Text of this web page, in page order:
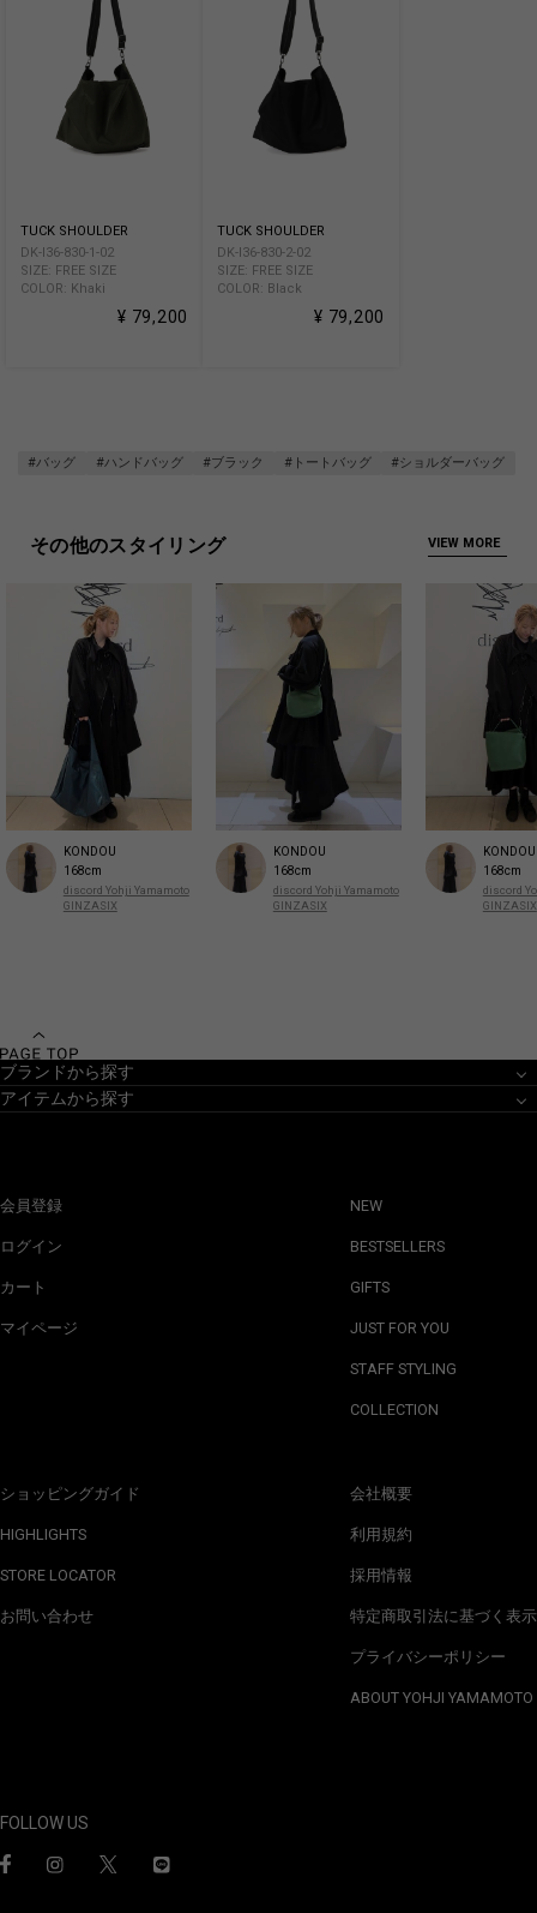
TUCK SHOULDER
DK-I36-830-1-02
SIZE: FREE SIZE
COLOR: Khaki
¥ 79,200
TUCK SHOULDER
DK-I36-830-2-02
SIZE: FREE SIZE
COLOR: Black
¥ 79,200
#バッグ #ハンドバッグ #ブラック #トートバッグ #ショルダーバッグ
その他のスタイリング VIEW MORE
KONDOU
168cm
discord Yohji Yamamoto
GINZASIX
KONDOU
168cm
discord Yohji Yamamoto
GINZASIX
KONDOU
168cm
discord
GINZASIX
ブランドから探す
アイテムから探す
会員登録
ログイン
カート
マイページ
ショッピングガイド
HIGHLIGHTS
STORE LOCATOR
お問い合わせ
NEW
BESTSELLERS
GIFTS
JUST FOR YOU
STAFF STYLING
COLLECTION
会社概要
利用規約
採用情報
特定商取引法に基づく表示
プライバシーポリシー
ABOUT YOHJI YAMAMOTO
FOLLOW US